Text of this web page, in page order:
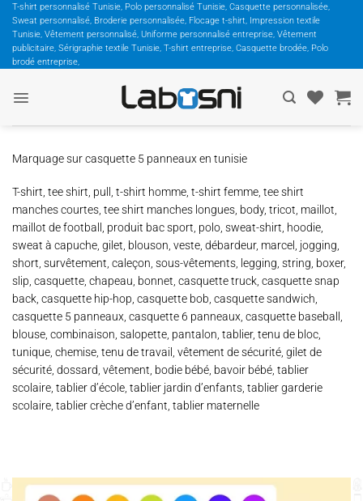
Passer
contenu
T-shirt personnalisé Tunisie, Polo personnalisé Tunisie, Casquette personnalisée,
Sweat personnalisé, Broderie personnalisée, Flocage t-shirt, Impression textile
Tunisie, Vêtement personnalisé, Uniforme personnalisé entreprise, Vêtement
publicitaire, Sérigraphie textile Tunisie, T-shirt entreprise, Casquette brodée, Polo
brodé entreprise,
Marquage sur casquette 5 panneaux en tunisie
T-shirt, tee shirt, pull, t-shirt homme, t-shirt femme, tee shirt
manches courtes, tee shirt manches longues, body, tricot, maillot,
maillot de football, produit bac sport, polo, sweat-shirt, hoodie,
sweat à capuche, gilet, blouson, veste, débardeur, marcel, jogging,
short, survêtement, caleçon, sous-vêtements, legging, string, boxer,
slip, casquette, chapeau, bonnet, casquette truck, casquette snap
back, casquette hip-hop, casquette bob, casquette sandwich,
casquette 5 panneaux, casquette 6 panneaux, casquette baseball,
blouse, combinaison, salopette, pantalon, tablier, tenu de bloc,
tunique, chemise, tenu de travail, vêtement de sécurité, gilet de
sécurité, dossard, vêtement, bodie bébé, bavoir bébé, tablier
scolaire, tablier d’école, tablier jardin d’enfants, tablier garderie
scolaire, tablier crèche d’enfant, tablier maternelle